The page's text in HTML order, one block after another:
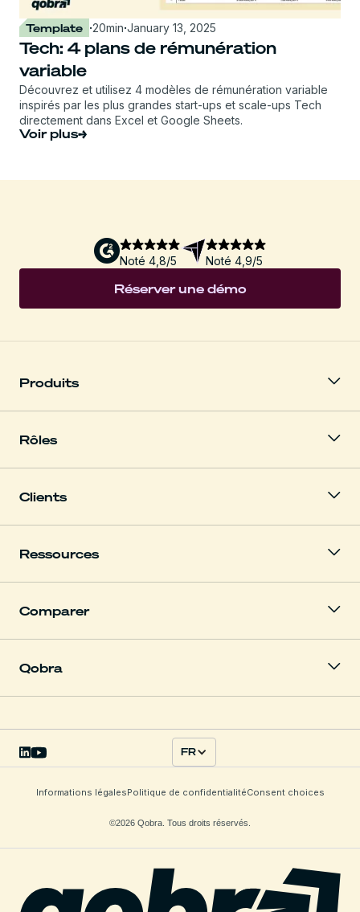
Template ·20min·January 13, 2025
Tech: 4 plans de rémunération
variable
Découvrez et utilisez 4 modèles de rémunération variable
inspirés par les plus grandes start-ups et scale-ups Tech
directement dans Excel et Google Sheets.
Voir plus
Noté 4,8/5 Noté 4,9/5
Réserver une démo
Produits
Rôles
Clients
Ressources
Comparer
Qobra
©2026 Qobra. Tous droits réservés.
Informations légalesPolitique de confidentialitéConsent choices
FR